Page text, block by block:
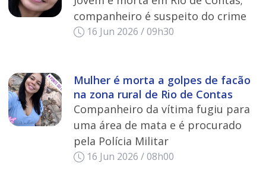
companheiro é suspeito do crime
16 Jun 2026 / 09h30
Mulher é morta a golpes de facão
na zona rural de Rio de Contas
Companheiro da vítima fugiu para
uma área de mata e é procurado
pela Polícia Militar
16 Jun 2026 / 08h00